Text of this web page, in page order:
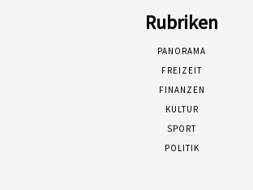
Rubriken
PANORAMA
FREIZEIT
FINANZEN
KULTUR
SPORT
POLITIK